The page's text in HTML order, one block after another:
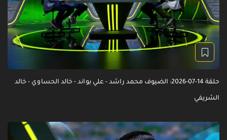
حلقة 14-07-2026: الضيوف محمد راشد - علي بواند - خالد الحساوي - خالد
الشريفي